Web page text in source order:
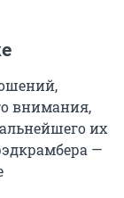
внимания,
их
—